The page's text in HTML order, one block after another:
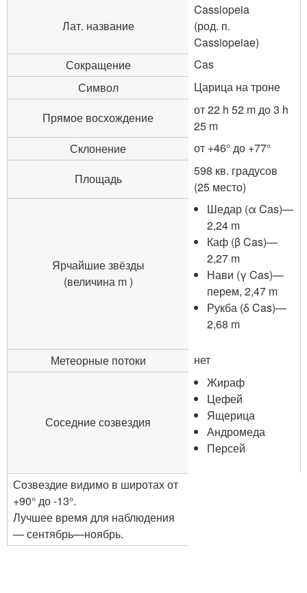
Лат. название
Cassiopeia
(род. п.
Cassiopeiae)
Сокращение
Cas
Символ
Царица на троне
Прямое восхождение
от 22 h 52 m до 3 h
25 m
Склонение
от +46° до +77°
Площадь
598 кв. градусов
(25 место)
Ярчайшие звёзды
(величина m )
Шедар (α Cas)—
2,24 m
Каф (β Cas)—
2,27 m
Нави (γ Cas)—
перем, 2,47 m
Рукба (δ Cas)—
2,68 m
Метеорные потоки нет
Соседние созвездия
Жираф
Цефей
Ящерица
Андромеда
Персей
Созвездие видимо в широтах от
+90° до -13°.
Лучшее время для наблюдения
— сентябрь—ноябрь.